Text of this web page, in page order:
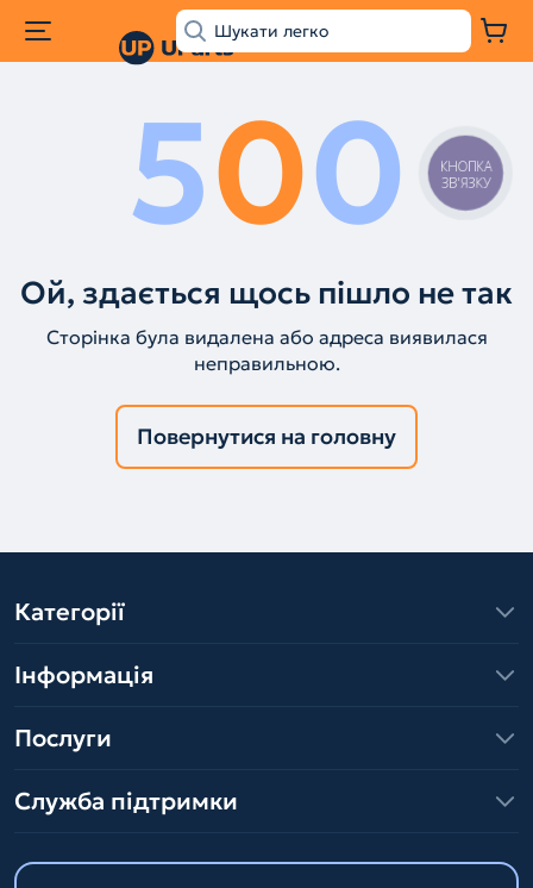
500
Ой, здається щось пішло не так
Сторінка була видалена або адреса виявилася
неправильною.
Повернутися на головну
Категорії
Інформація
Послуги
Служба підтримки
КНОПКА
ЗВ'ЯЗКУ